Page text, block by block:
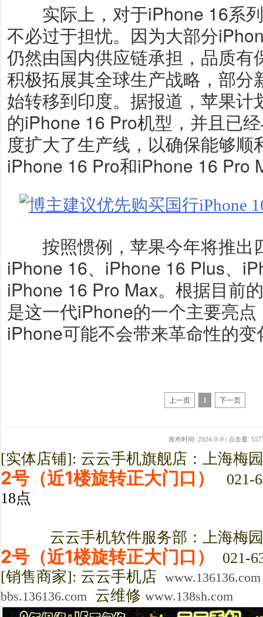
实际上，对于iPhone 16系列
不必过于担忧。因为大部分
仍然由国内供应链承担，品质有
积极拓展其全球生产战略，部分
始转移到印度。据报道，苹果计
的iPhone 16 Pro机型，并且已
度扩大了生产线，以确保能够顺
iPhone 16 Pro和iPhone 16 Pro
按照惯例，苹果今年将推出
iPhone 16、iPhone 16 Plus、
iPhone 16 Pro Max。根据目前
是这一代iPhone的一个主要亮
iPhone可能不会带来革命性的
上一页 1 下一页
发布时间: 2024-9-9 | 点击量:
[实体店铺]: 云云手机旗舰店：上海梅
2号（近1楼旋转正大门口）
021-
18点
云云手机软件服务部：上海梅园
2号（近1楼旋转正大门口）
021-
[销售商家]: 云云手机店 www.136136.com
bbs.136136.com 云维修 www.138sh.com